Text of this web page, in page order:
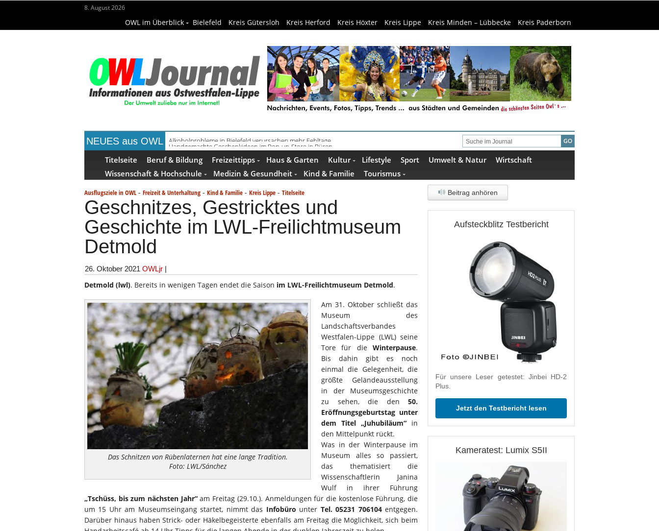
8. August 2026
OWL im Überblick Bielefeld Kreis Gütersloh Kreis Herford Kreis Höxter Kreis Lippe Kreis Minden – Lübbecke Kreis Paderborn
NEUES aus OWL Handgemachte Geschenkideen im Pop-up-Store in Büren
Titelseite Beruf & Bildung Freizeittipps Haus & Garten Kultur Lifestyle Sport Umwelt & Natur
Wirtschaft
Wissenschaft & Hochschule
Medizin & Gesundheit Kind & Familie Tourismus
Ausflugsziele in OWL - Freizeit & Unterhaltung - Kind & Familie - Kreis Lippe - Titelseite
Geschnitzes, Gestricktes und
Geschichte im LWL-Freilichtmuseum
Detmold
26. Oktober 2021 OWLjr |
Detmold (lwl). Bereits in wenigen Tagen endet die Saison im LWL-Freilichtmuseum Detmold.
Das Schnitzen von Rübenlaternen hat eine lange Tradition.
Foto: LWL/Sánchez
Am 31. Oktober schließt das
Museum des
Landschaftsverbandes
Westfalen-Lippe (LWL) seine
Tore für die Winterpause.
Bis dahin gibt es noch
einmal die Gelegenheit, die
größte Geländeausstellung
in der Museumsgeschichte
zu sehen, die den 50.
Eröffnungsgeburtstag unter
dem Titel „Juhubiläum“ in
den Mittelpunkt rückt.
Was in der Winterpause im
Museum alles so passiert,
das thematisiert die
Wissenschaftlerin Janina
Wulf in ihrer Führung
„Tschüss, bis zum nächsten Jahr“am Freitag (29.10.). Anmeldungen für die kostenlose Führung, die
um 15 Uhr am Museumseingang startet, nimmt das Infobüro unter Tel. 05231 706104entgegen.
Darüber hinaus haben Strick- oder Häkelbegeisterte ebenfalls am Freitag die Möglichkeit, sich beim
Beitrag anhören
Aufsteckblitz Testbericht
Für unsere Leser getestet: Jinbei HD-2
Plus.
Jetzt den Testbericht lesen
Kameratest: Lumix S5II